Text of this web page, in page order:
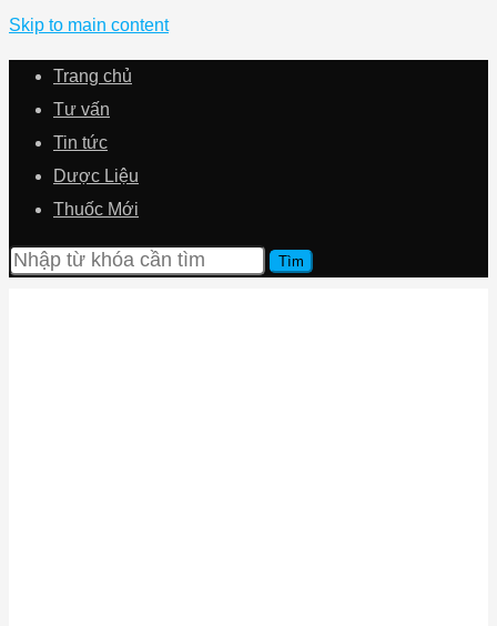
Skip to main content
Trang chủ
Tư vấn
Tin tức
Dược Liệu
Thuốc Mới